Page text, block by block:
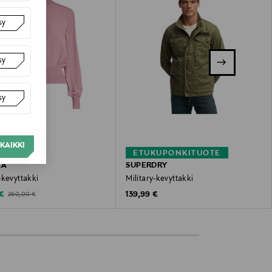
Price
Original Price
260,00 €
ETUKUPONKITUOTE
SUPERDRY
Military-kevyttakki
Original Price
139,99 €